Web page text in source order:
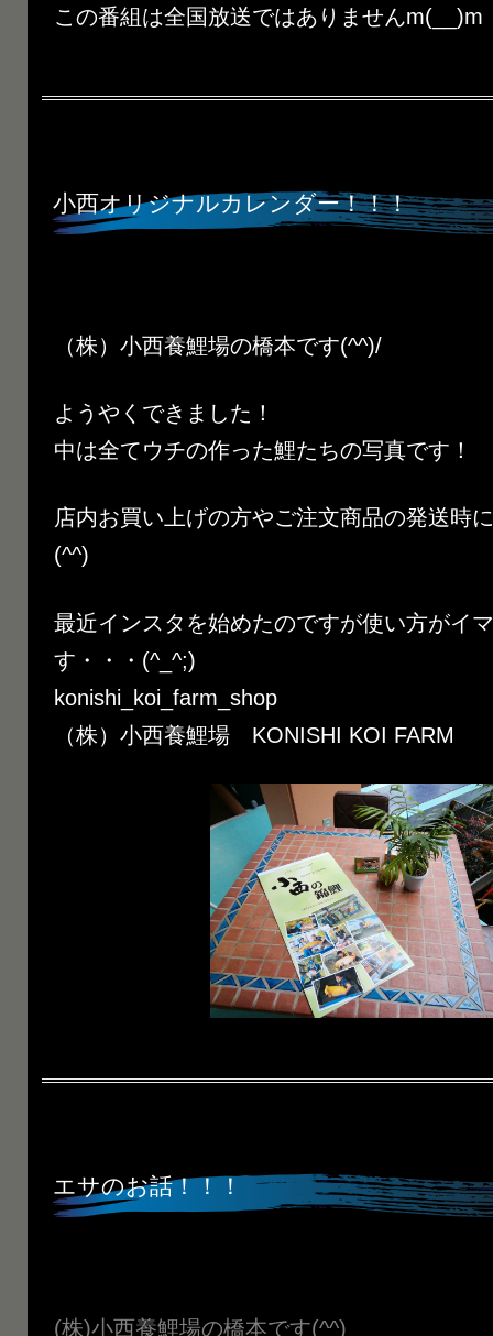
この番組は全国放送ではありませんm(__)m
小西オリジナルカレンダー！！！
（株）小西養鯉場の橋本です(^^)/
ようやくできました！
中は全てウチの作った鯉たちの写真です！
店内お買い上げの方やご注文商品の発送時
(^^)
最近インスタを始めたのですが使い方がイ
す・・・(^_^;)
konishi_koi_farm_shop
（株）小西養鯉場 KONISHI KOI FARM
エサのお話！！！
(株)小西養鯉場の橋本です(^^)